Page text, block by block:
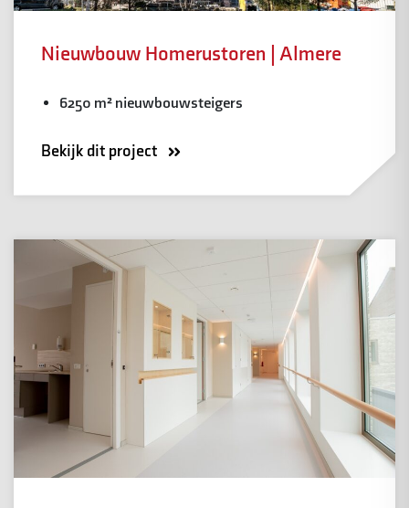
Nieuwbouw Homerustoren | Almere
6250 m² nieuwbouwsteigers
Bekijk dit project